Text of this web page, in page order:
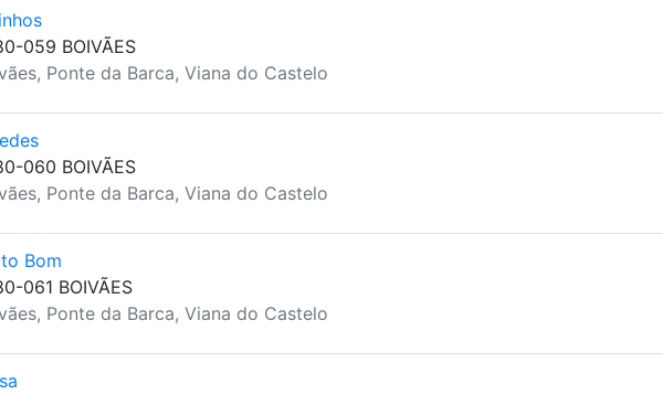
059 BOIVÃES
Ponte da Barca, Viana do Castelo
060 BOIVÃES
Ponte da Barca, Viana do Castelo
Bom
061 BOIVÃES
Ponte da Barca, Viana do Castelo